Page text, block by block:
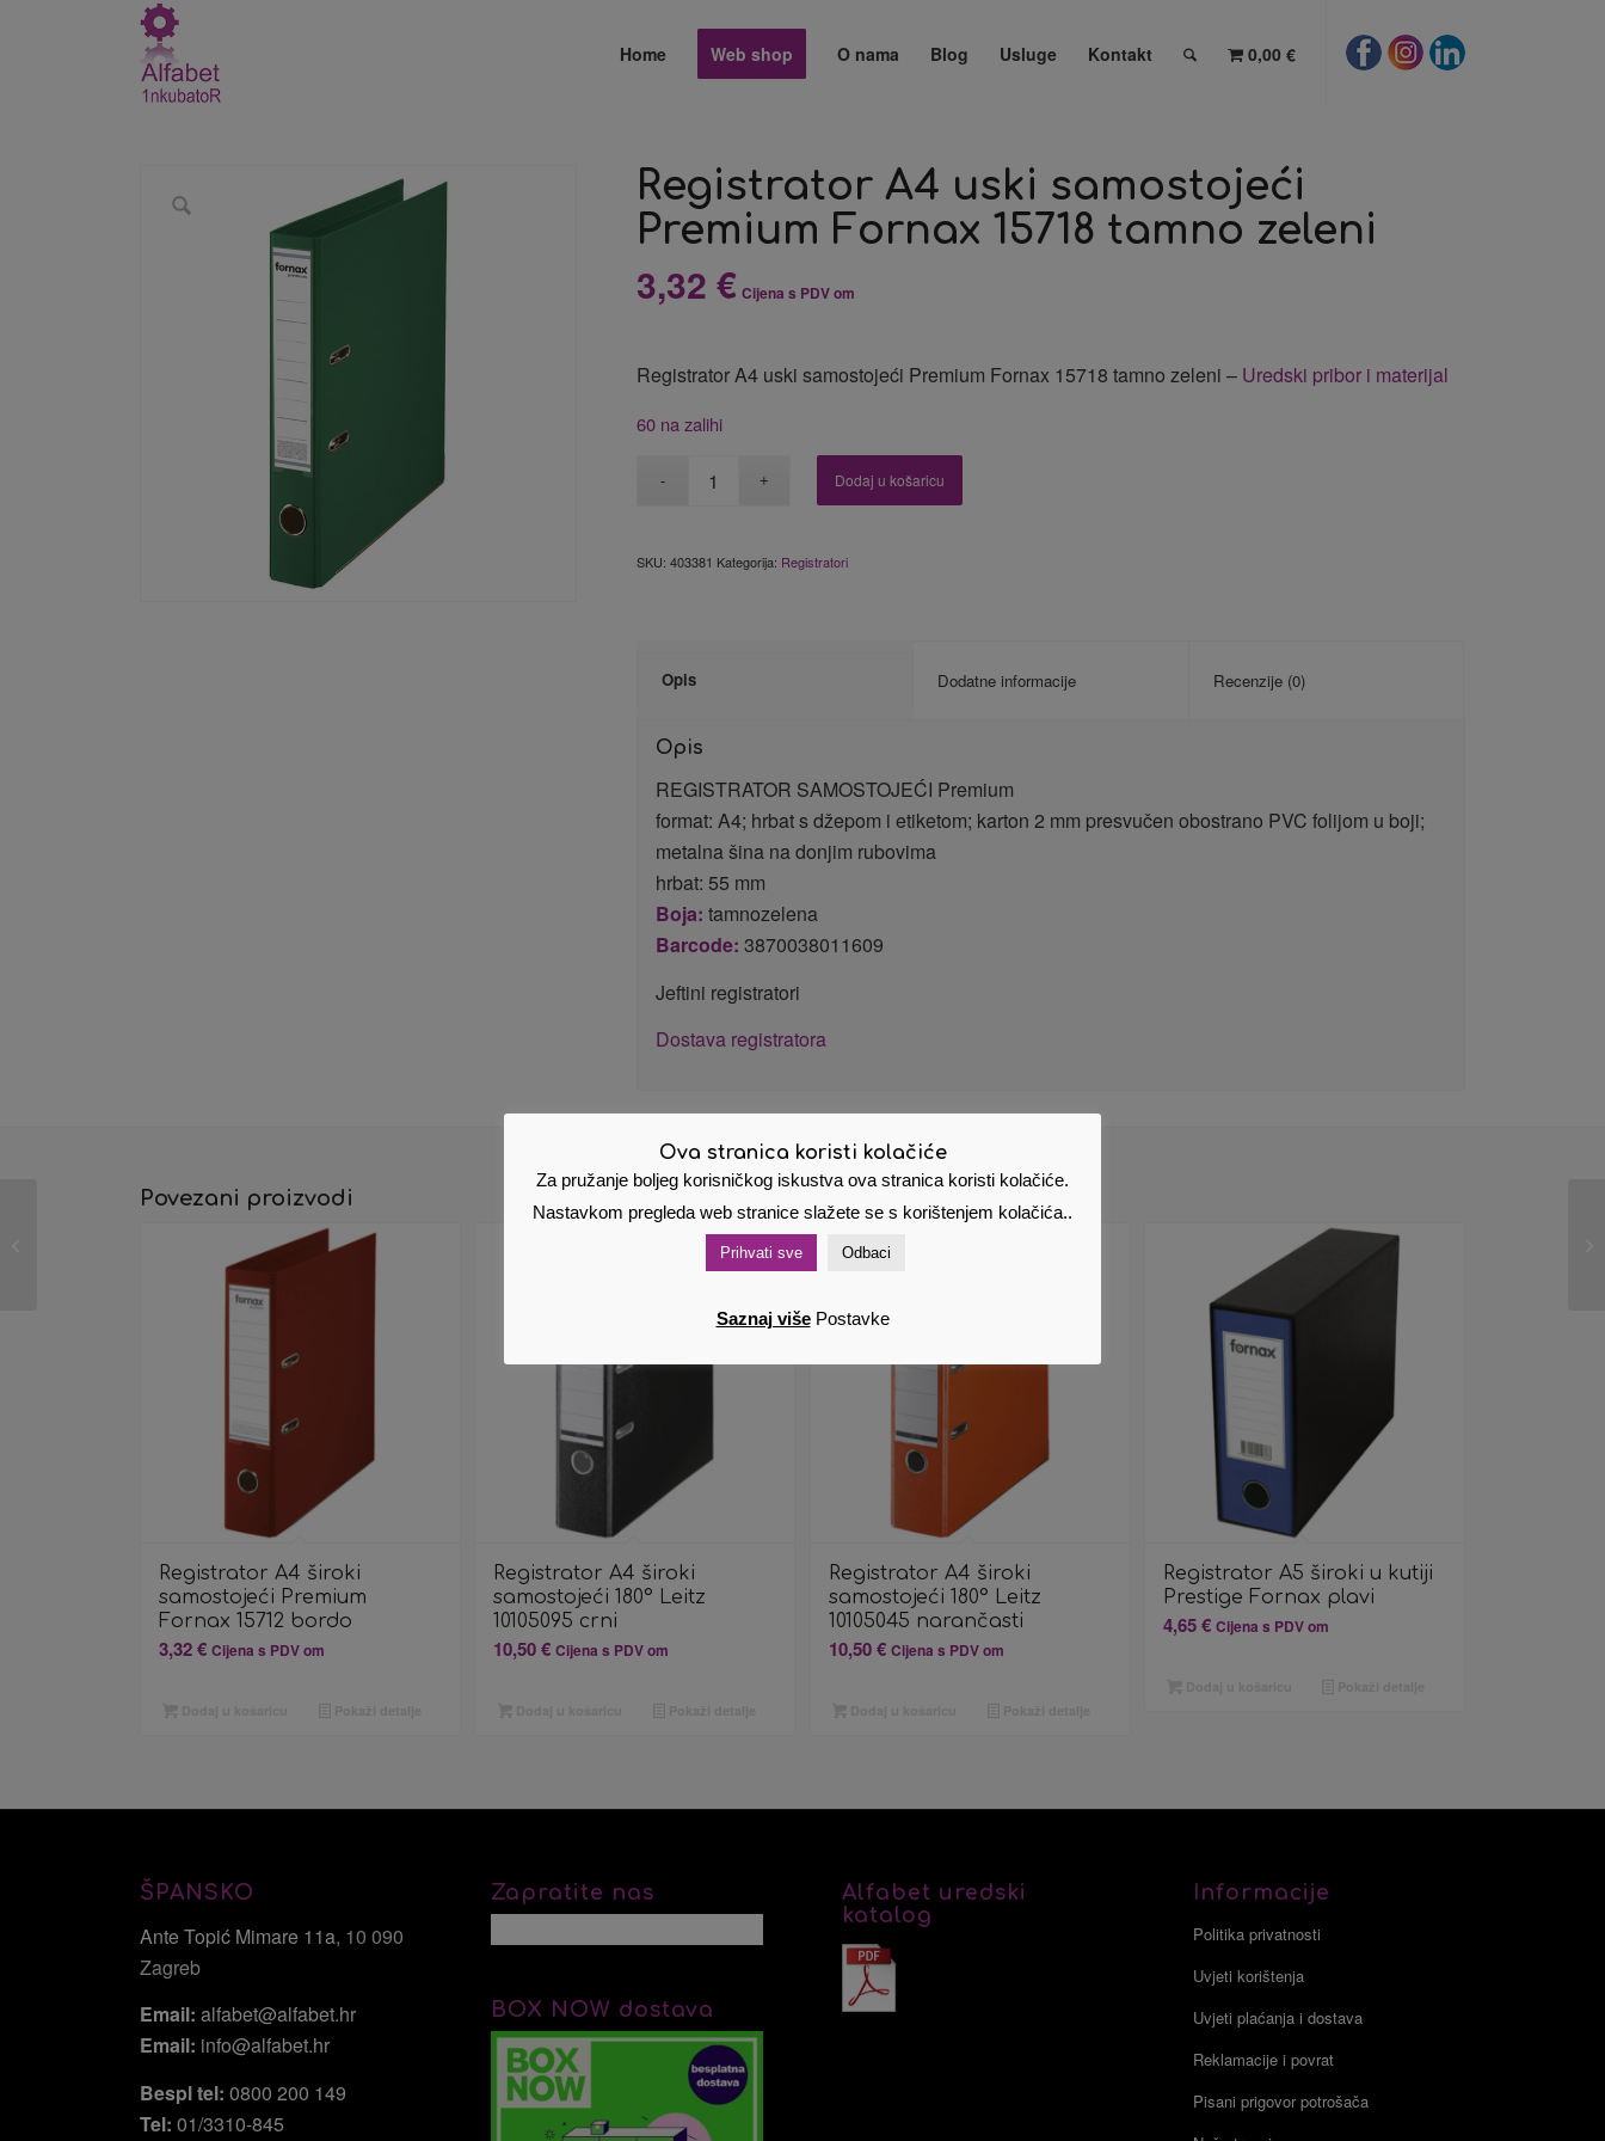
Home Web shop O nama Blog Usluge Kontakt 0,00 €
Registrator A4 uski samostojeći
Premium Fornax 15718 tamno zeleni
3,32€ Cijena s PDV om
Registrator A4 uski samostojeći Premium Fornax 15718 tamno zeleni – Uredski pribor i materijal
60 na zalihi
Dodaj u košaricu
SKU:403381 Kategorija: Registratori
Opis Dodatne informacije Recenzije (0)
Opis
REGISTRATOR SAMOSTOJEĆI Premium
format: A4; hrbat s džepom i etiketom; karton 2 mm presvučen obostrano PVC folijom u boji;
metalna šina na donjim rubovima
hrbat: 55 mm
Boja: tamnozelena
Barcode: 3870038011609
Jeftini registratori
Dostava registratora
Povezani proizvodi
Registrator A4 široki
samostojeći Premium
Fornax 15712 bordo
3,32€ Cijena s PDV om
Registrator A4 široki
samostojeći 180° Leitz
10105095 crni
10,50€ Cijena s PDV om
Registrator A4 široki
samostojeći 180° Leitz
10105045 narančasti
10,50€ Cijena s PDV om
Registrator A5 široki u kutiji
Prestige Fornax plavi
4,65€ Cijena s PDV om
ŠPANSKO
Ante Topić Mimare 11a, 10 090
Zagreb
Email: alfabet@alfabet.hr
Email: info@alfabet.hr
Bespl tel: 0800 200 149
Tel: 01/3310-845
Zapratite nas
BOX NOW dostava
Alfabet uredski
katalog
Informacije
Politika privatnosti
Uvjeti korištenja
Uvjeti plaćanja i dostava
Reklamacije i povrat
Pisani prigovor potrošača
Registrator A4 uski
Ova stranica koristi kolačiće
Za pružanje boljeg korisničkog iskustva ova stranica koristi kolačiće.
Nastavkom pregleda web stranice slažete se s korištenjem kolačića..
Prihvati sve Odbaci
Saznaj više Postavke